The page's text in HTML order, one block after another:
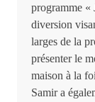
programme
diversion
larges de la
présenter le
maison à la
Samir a